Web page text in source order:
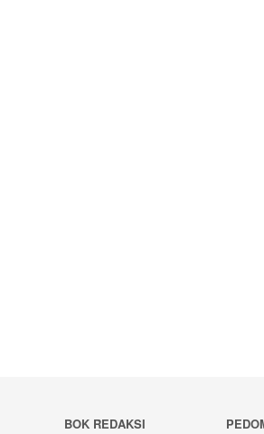
BOK REDAKSI